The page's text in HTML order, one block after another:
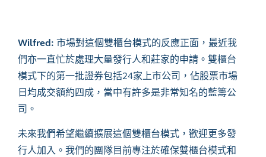
Wilfred: 市場對這個雙櫃台模式的反應正面，最近我
們亦一直忙於處理大量發行人和莊家的申請。 雙櫃台
模式下的第一批證券包括24家上市公司，佔股票市場
日均成交額約四成，當中有許多是非常知名的藍籌公
司。
未來我們希望繼續擴展這個雙櫃台模式，歡迎更多發
行人加入。我們的團隊目前專注於確保雙櫃台模式和